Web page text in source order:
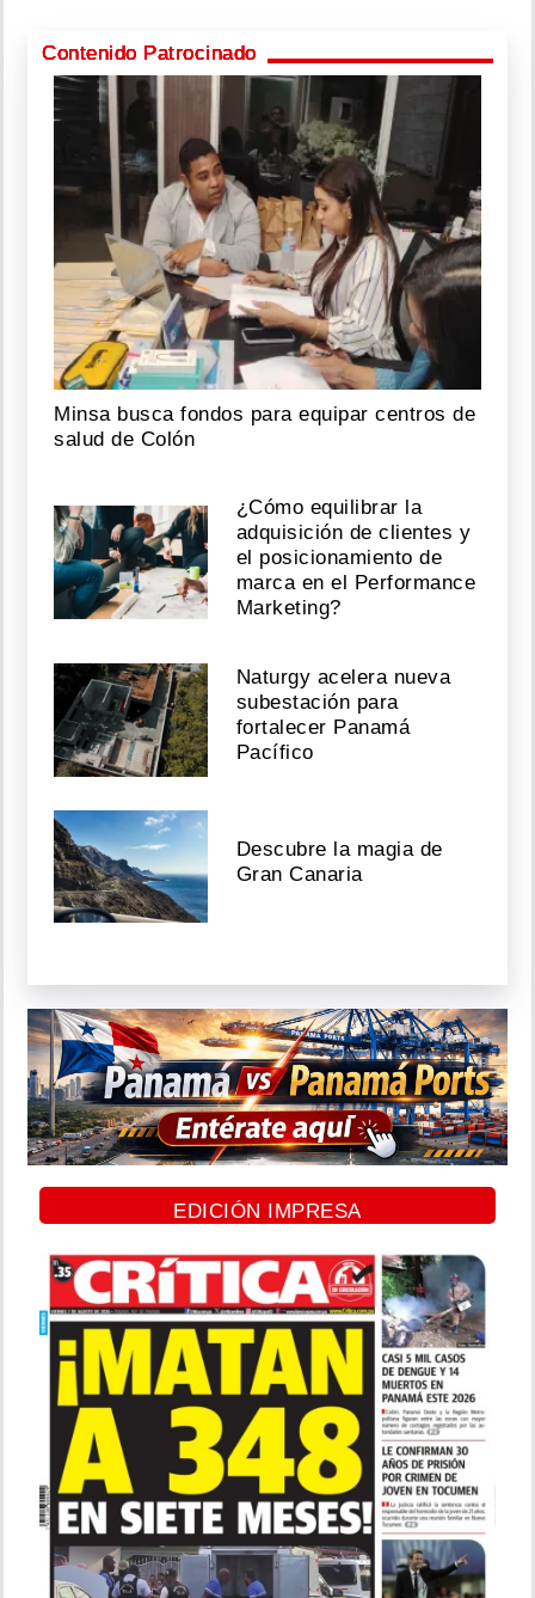
Contenido Patrocinado
Minsa busca fondos para equipar centros de
salud de Colón
¿Cómo equilibrar la
adquisición de clientes y
el posicionamiento de
marca en el Performance
Marketing?
Naturgy acelera nueva
subestación para
fortalecer Panamá
Pacífico
Descubre la magia de
Gran Canaria
EDICIÓN IMPRESA